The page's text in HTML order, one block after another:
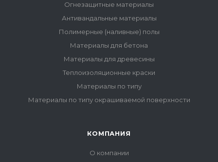
Огнезащитные материалы
Антивандальные материалы
Полимерные (наливные) полы
Материалы для бетона
Материалы для древесины
Теплоизоляционные краски
Материалы по типу
Материалы по типу окрашиваемой поверхности
КОМПАНИЯ
О компании